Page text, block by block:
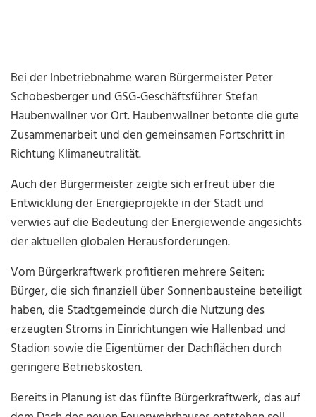
Bei der Inbetriebnahme waren Bürgermeister Peter
Schobesberger und GSG-Geschäftsführer Stefan
Haubenwallner vor Ort. Haubenwallner betonte die gute
Zusammenarbeit und den gemeinsamen Fortschritt in
Richtung Klimaneutralität.
Auch der Bürgermeister zeigte sich erfreut über die
Entwicklung der Energieprojekte in der Stadt und
verwies auf die Bedeutung der Energiewende angesichts
der aktuellen globalen Herausforderungen.
Vom Bürgerkraftwerk profitieren mehrere Seiten:
Bürger, die sich finanziell über Sonnenbausteine beteiligt
haben, die Stadtgemeinde durch die Nutzung des
erzeugten Stroms in Einrichtungen wie Hallenbad und
Stadion sowie die Eigentümer der Dachflächen durch
geringere Betriebskosten.
Bereits in Planung ist das fünfte Bürgerkraftwerk, das auf